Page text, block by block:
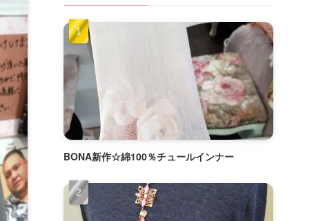
BONA新作☆綿100％チュールインナー